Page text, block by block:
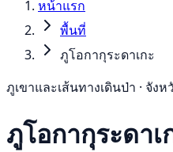
หน้าแรก
พื้นที่
ภูโอกากุระดาเกะ
ภูเขาและเส้นทางเดินป่า · จัง
ภูโอกากุระดา